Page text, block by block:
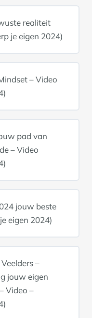
realiteit
je eigen 2024)
– Video
pad van
– Video
jouw beste
eigen 2024)
–
jouw eigen
Video –